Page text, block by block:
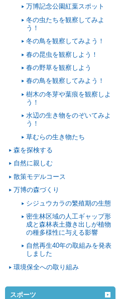
万博記念公園紅葉スポット
冬の虫たちを観察してみよ
う！
冬の鳥を観察してみよう！
春の昆虫を観察しよう！
春の野草を観察しよう
春の鳥を観察してみよう！
樹木の冬芽や葉痕を観察しよ
う！
水辺の生き物をのぞいてみよ
う！
草むらの生き物たち
森を探検する
自然に親しむ
散策モデルコース
万博の森づくり
シジュウカラの繁殖期の生態
密生林区域の人工ギャップ形
成と森林表土撒き出しが植物
の種多様性に与える影響
自然再生40年の取組みを発表
しました
環境保全への取り組み
スポーツ